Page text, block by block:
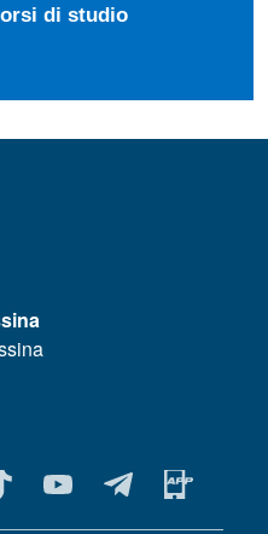
di studio